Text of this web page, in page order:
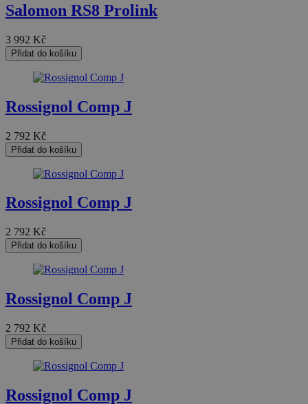
Salomon RS8 Prolink
3 992 Kč
Přidat do košíku
Rossignol Comp J
2 792 Kč
Přidat do košíku
Rossignol Comp J
2 792 Kč
Přidat do košíku
Rossignol Comp J
2 792 Kč
Přidat do košíku
Rossignol Comp J